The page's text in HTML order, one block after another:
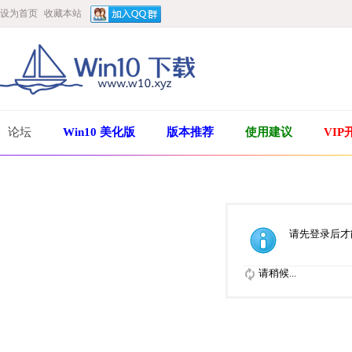
设为首页 收藏本站
论坛 Win10 美化版 版本推荐 使用建议 VIP
请先登录后
请稍候...